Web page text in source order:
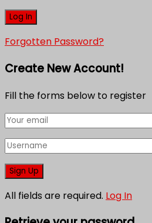
Forgotten Password?
Create New Account!
Fill the forms below to register
All fields are required. Log In